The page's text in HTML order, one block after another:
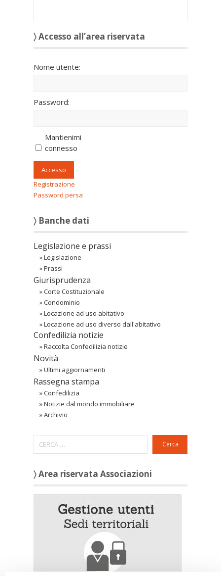
〉 Accesso all’area riservata
Nome utente:
Password:
Mantienimi
connesso
Accesso
Registrazione
Password persa
〉 Banche dati
Legislazione e prassi
»Legislazione
»Prassi
Giurisprudenza
»Corte Costituzionale
»Condominio
»Locazione ad uso abitativo
»Locazione ad uso diverso dall'abitativo
Confedilizia notizie
»Raccolta Confedilizia notizie
Novità
»Ultimi aggiornamenti
Rassegna stampa
»Confedilizia
»Notizie dal mondo immobiliare
»Archivio
Cerca
〉 Area riservata Associazioni